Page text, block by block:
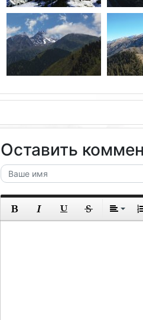
Оставить